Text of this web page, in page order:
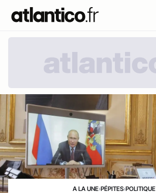
A LA UNE›PÉPITES›POLITIQUE